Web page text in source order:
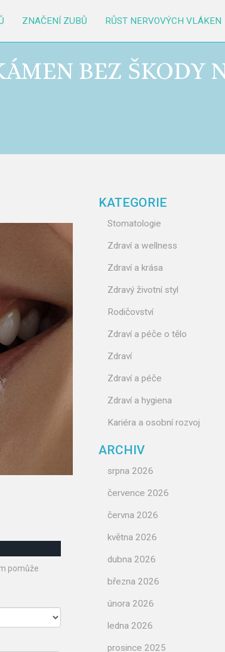
ZNAČENÍ ZUBŮ RŮST NERVOVÝCH VLÁKEN
BEZ ŠKODY
pomůže
KATEGORIE
Stomatologie
Zdraví a wellness
Zdraví a krása
Zdravý životní styl
Rodičovství
Zdraví a péče o tělo
Zdraví
Zdraví a péče
Zdraví a hygiena
Kariéra a osobní rozvoj
ARCHIV
srpna 2026
července 2026
června 2026
května 2026
dubna 2026
března 2026
února 2026
ledna 2026
prosince 2025